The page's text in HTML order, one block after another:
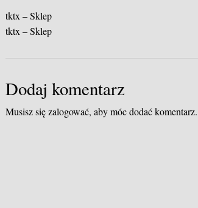
tktx – Sklep
tktx – Sklep
Dodaj komentarz
Musisz sięzalogować, aby móc dodać komentarz.